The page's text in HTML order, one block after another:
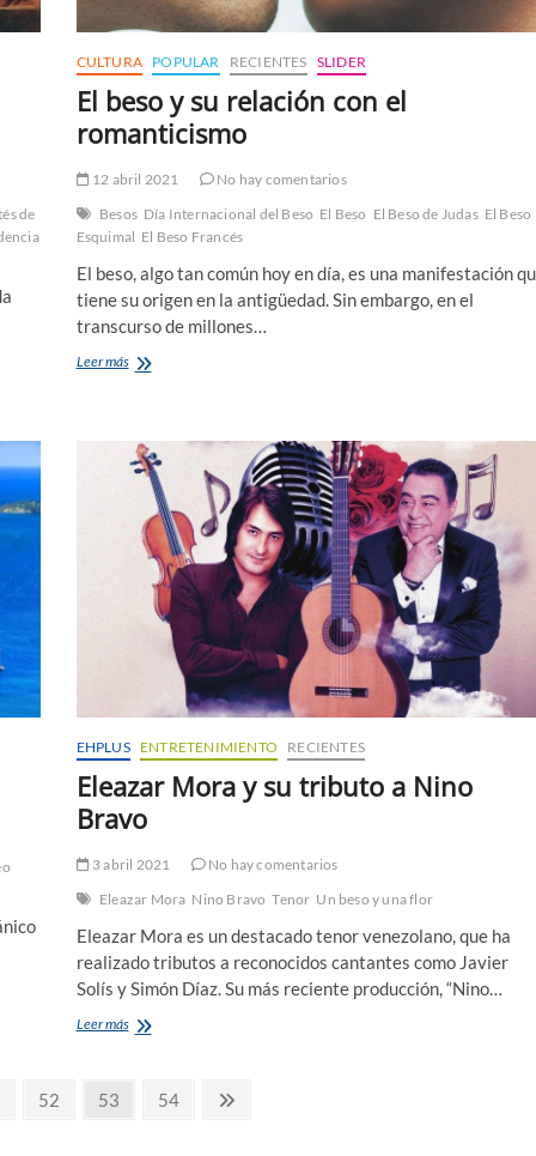
de
CULTURA POPULAR RECIENTES SLIDER
El beso y su relación con el
romanticismo
12 abril 2021
No hay comentarios
Besos Día Internacional del Beso El Beso El Beso de Judas El Beso
Esquimal El Beso Francés
El beso, algo tan común hoy en día, es una manifestación
tiene su origen en la antigüedad. Sin embargo, en el
transcurso de millones…
Leer másEl
relación
con
romanticismo
EHPLUS ENTRETENIMIENTO RECIENTES
Eleazar Mora y su tributo a Nino
Bravo
3 abril 2021
No hay comentarios
Eleazar Mora Nino Bravo Tenor Un beso y una flor
Eleazar Mora es un destacado tenor venezolano, que ha
realizado tributos a reconocidos cantantes como Javier
Solís y Simón Díaz. Su más reciente producción, “Nino…
Leer másEleazar
tributo
Página
52 Página
53 Página
54
Página